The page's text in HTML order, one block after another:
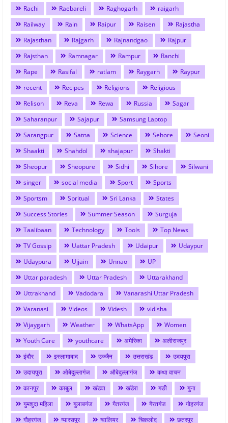
Rachi
Raebareli Raghogarh
raigarh
Railway
Rain Raipur Raisen
Rajastha
Rajasthan
Rajgarh Rajnandgao
Rajpur
Rajsthan
Ramnagar Rampur
Ranchi
Rape
Rasifal ratlam Raygarh
Raypur
recent
Recipes Religions
Religious
Relison
Reva Rewa Russia
Sagar
Saharanpur
Sajapur
Samsung Laptop
Sarangpur
Satna Science Sehore
Seoni
Shaakti
Shahdol shajapur
Shakti
Sheopur
Sheopure Sidhi Sihore
Silwani
singer
social media Sport
Sports
Sportsm
Spritual Sri Lanka
States
Success Stories
Summer Season
Surguja
Taalibaan
Technology Tools
Top News
TV Gossip
Uattar Pradesh Udaipur
Udaypur
Udaypura
Ujjain Unnao
UP
Uttar paradesh
Uttar Pradesh
Uttarakhand
Uttrakhand
Vadodara
Vanarashi Uttar Pradesh
Varanasi
Videos Videsh
vidisha
Vijaygarh
Weather WhatsApp
Women
Youth Care
youthcare अमेरिका
अलीराजपुर
इंदौर
इस्लामाबाद उज्जैन उत्तराखंड
उदयपुरा
उदायपुरा
ओबेदुल्लागंज औबेदुल्लागंज
कथा वाचन
कानपुर
काबुल खंडवा खंडेरा गङी
गुना
गुमशुदा महिला
गुलाबगंज गैतरगंज गैरतगंज
गोहरगंज
गौहरगंज
ग्यारसपुर ग्वालियर चिकलोद
छतरपुर